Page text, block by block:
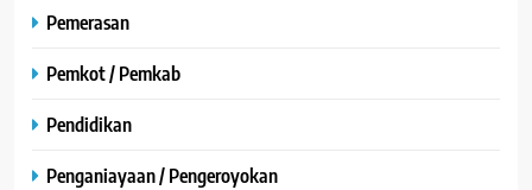
Pemerasan
Pemkot / Pemkab
Pendidikan
Penganiayaan / Pengeroyokan